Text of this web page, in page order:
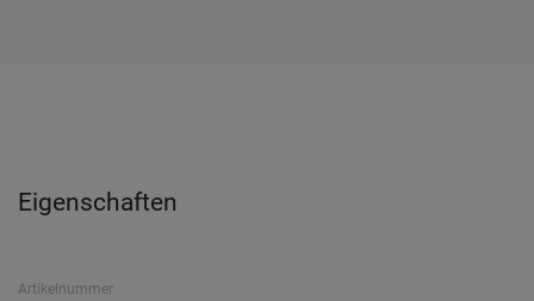
Eigenschaften
Artikelnummer